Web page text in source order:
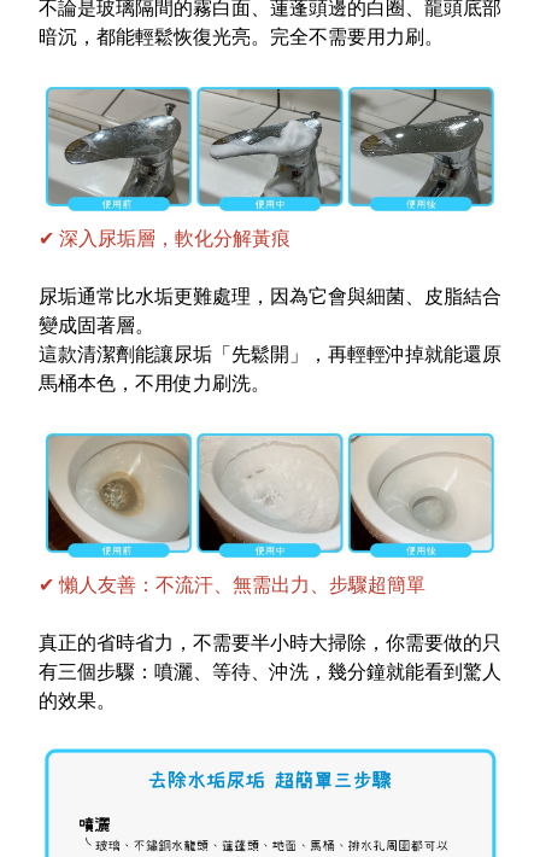
不論是玻璃隔間的霧白面、蓮蓬頭邊的白圈、龍頭底部
暗沉，都能輕鬆恢復光亮。完全不需要用力刷。
✔ 深入尿垢層，軟化分解黃痕
尿垢通常比水垢更難處理，因為它會與細菌、皮脂結合
變成固著層。
這款清潔劑能讓尿垢「先鬆開」，再輕輕沖掉就能還原
馬桶本色，不用使力刷洗。
✔懶人友善：不流汗、無需出力、步驟超簡單
真正的省時省力，不需要半小時大掃除，你需要做的只
有三個步驟：噴灑、等待、沖洗，幾分鐘就能看到驚人
的效果。